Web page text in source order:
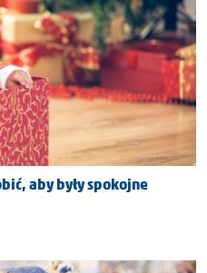
aby były spokojne